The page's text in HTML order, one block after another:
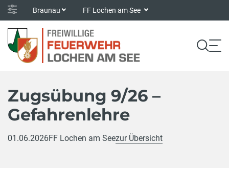
Braunau FF Lochen am See
Zugsübung 9/26 –
Gefahrenlehre
01.06.2026FF Lochen am Seezur Übersicht